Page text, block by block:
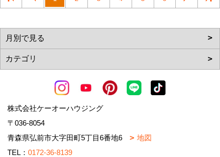
株式会社ケーオーハウジング
〒036-8054
青森県弘前市大字田町5丁目6番地6
地図
TEL： 0172-36-8139